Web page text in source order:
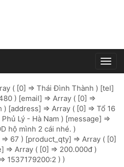
( [0] => Thái Đình Thành ) [tel]
) [email] => Array ( [0] =>
) [address] => Array ( [0] => Tổ 16
Lý - Hà Nam ) [message] =>
hộ mình 2 cái nhé. )
67 ) [product_qty] => Array ( [0]
=> Array ( [0] => 200.000đ )
1537179200:2 ) )